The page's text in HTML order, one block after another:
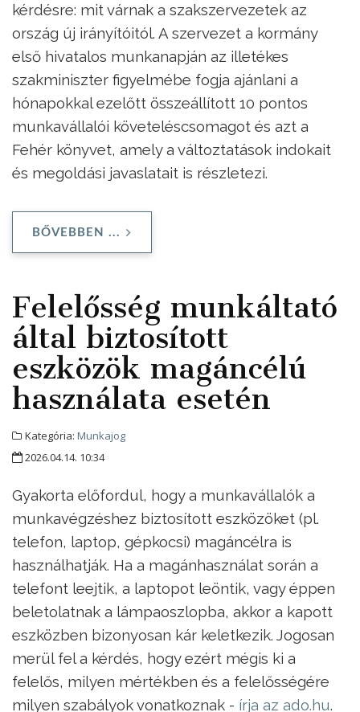
kérdésre: mit várnak a szakszervezetek az
ország új irányítóitól. A szervezet a kormány
első hivatalos munkanapján az illetékes
szakminiszter figyelmébe fogja ajánlani a
hónapokkal ezelőtt összeállított 10 pontos
munkavállalói követeléscsomagot és azt a
Fehér könyvet, amely a változtatások indokait
és megoldási javaslatait is részletezi.
BŐVEBBEN ...
Felelősség munkáltató
által biztosított
eszközök magáncélú
használata esetén
Kategória: Munkajog
2026.04.14. 10:34
Gyakorta előfordul, hogy a munkavállalók a
munkavégzéshez biztosított eszközöket (pl.
telefon, laptop, gépkocsi) magáncélra is
használhatják. Ha a magánhasználat során a
telefont leejtik, a laptopot leöntik, vagy éppen
beletolatnak a lámpaoszlopba, akkor a kapott
eszközben bizonyosan kár keletkezik. Jogosan
merül fel a kérdés, hogy ezért mégis ki a
felelős, milyen mértékben és a felelősségére
milyen szabályok vonatkoznak - írja az ado.hu.